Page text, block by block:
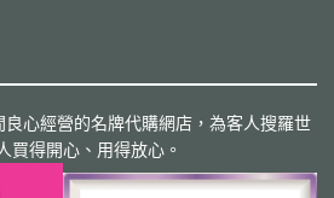
心經營的名牌代購網店，為客人搜羅世
買得開心、用得放心。